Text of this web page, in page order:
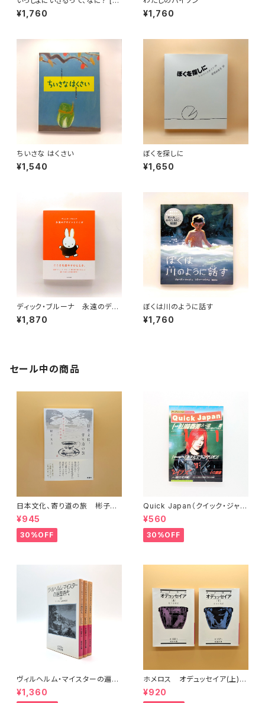
版]（こども哲学）
¥1,760 ¥1,760
ちいさな はくさい
¥1,540
ぼくを探しに
¥1,650
ディック・ブルーナ 永遠のデザ
インとことば
¥1,870
ぼくは川のように話す
¥1,760
セール中の商品
日本文化、寄り道の旅 彬子女
王殿下特別講義
¥945
30%OFF
Quick Japan（クイック・ジャパ
ン）Vol.11
¥560
30%OFF
ヴィルヘルム・マイスターの遍歴
時代 (上)(中)(下)（岩波文庫）
¥1,360
ホメロス オデュッセイア(上)
(下) （岩波文庫）
¥920